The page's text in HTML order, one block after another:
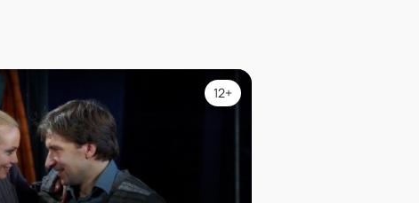
12+